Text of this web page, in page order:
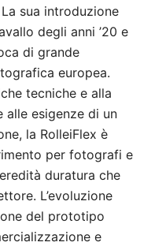
sua introduzione
degli anni ’20 e
di grande
europea.
tecniche e alla
alle esigenze di un
la RolleiFlex è
per fotografi e
duratura che
L’evoluzione
del prototipo
e